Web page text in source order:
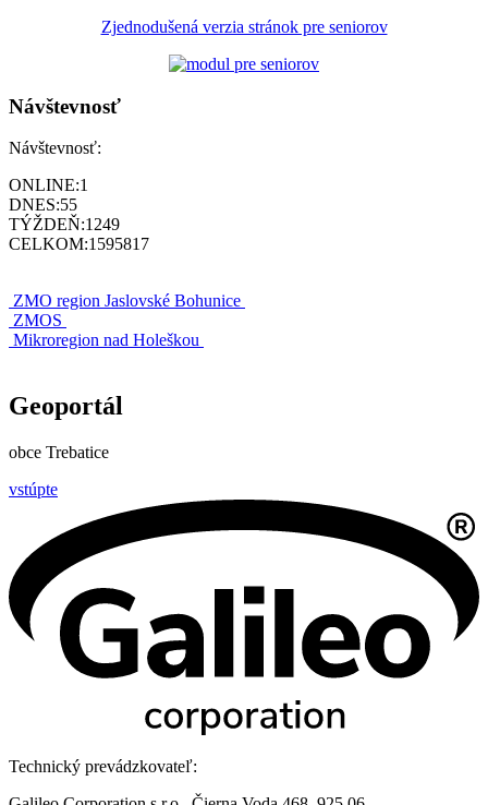
Zjednodušená verzia stránok pre seniorov
Návštevnosť
Návštevnosť:
ONLINE:1
DNES:55
TÝŽDEŇ:1249
CELKOM:1595817
ZMO region Jaslovské Bohunice
ZMOS
Mikroregion nad Holeškou
Geoportál
obce Trebatice
vstúpte
Technický prevádzkovateľ: